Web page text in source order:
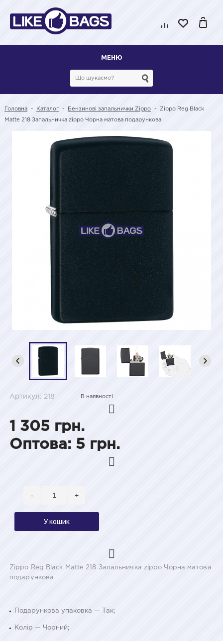
МЕНЮ
Головна - Каталог - Бензинові запальнички Zippo - Zippo Reg Black
Matte 218 Запальничка zippo Чорна матова подарункова
Артикул: 218 В наявності
1 305 грн.
Оптова: 5 грн.
- +
У кошик
Zippo Reg Black Matte 218 Запальничка zippo Чорна матова
подарункова
Подарункова упаковка — Так;
Колір — Чорний;